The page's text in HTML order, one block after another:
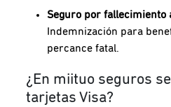
Seguro por fallecimiento
Indemnización para
percance fatal.
¿En miituo seguros
tarjetas Visa?